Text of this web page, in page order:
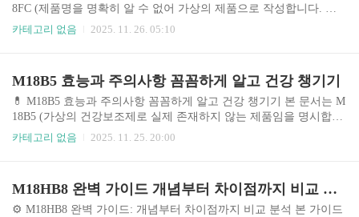
하며, 각 연결 방식의 장단점을 명확하게 제시하여 오류를 최소화하
고 효율적인 시스템 구축에 기여하고자 합니다. 현재 시장에는 다양
한 제조업체에서 M1..
8FC (제품명을 명확히 알 수 없어 가상의 제품으로 작성합니다. 실
제 제품명으로 대체하여 사용해주세요.) 의 사용 후기를 바탕으로
성능 및 만족도는 개인의 사용 환경과 사용 방법에 따라 달라질 수
있음을 유의하시기 바랍니다. 🤔 주제 소개 및 중요성 M1218FC (가
상 제품명) 와 같은 산업용 제품들은 생산성과 효율성에 직접적인
영향을 미칩니다. 최근 산업 자동화의 ..
카테고리 없음 2025. 11. 26. 05:10
M18B5 효능과 주의사항 꼼꼼하게 알고 건강 챙기기
💊 M18B5 효능과 주의사항 꼼꼼하게 알고 건강 챙기기 본 문서는 M
18B5 (가상의 건강보조제로 실제 존재하지 않는 제품임을 명시합니
다. 실제 제품과 관련된 정보는 의료 전문가 또는 제품 설명서를 참
문서는 소비자들이 M18B5를 포함한 건강보조제를 선택할 때 필요
한 정보를 제공하고, 올바른 사용법과 주의사항을 알려드리고자 합
카테고리 없음 2025. 11. 25. 20:00
M18HB8 완벽 가이드 개념부터 차이점까지 비교 분석
⚙️ M18HB8 완벽 가이드: 개념부터 차이점까지 비교 분석 본 가이드